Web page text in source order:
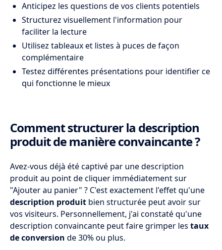
Anticipez les questions de vos clients potentiels
Structurez visuellement l'information pour
faciliter la lecture
Utilisez tableaux et listes à puces de façon
complémentaire
Testez différentes présentations pour identifier ce
qui fonctionne le mieux
Comment structurer la description
produit de manière convaincante ?
Avez-vous déjà été captivé par une description
produit au point de cliquer immédiatement sur
"Ajouter au panier" ? C'est exactement l'effet qu'une
description produit bien structurée peut avoir sur
vos visiteurs. Personnellement, j'ai constaté qu'une
description convaincante peut faire grimper les taux
de conversion de 30% ou plus.